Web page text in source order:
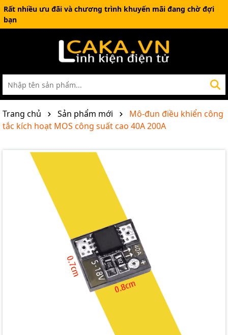
Rất nhiều ưu đãi và chương trình khuyến mãi đang chờ đợi
bạn
Trang chủ Sản phẩm mới
Mô-đun điều khiển công
tắc kích hoạt MOS công suất cao 40A 200A